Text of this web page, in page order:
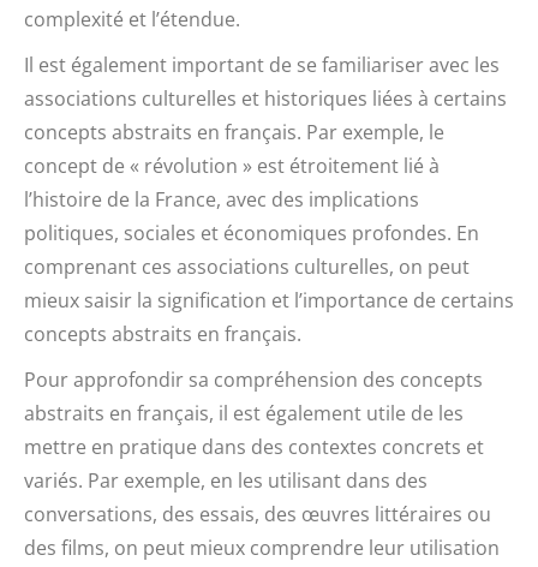
complexité et l’étendue.
Il est également important de se familiariser avec les
associations culturelles et historiques liées à certains
concepts abstraits en français. Par exemple, le
concept de « révolution » est étroitement lié à
l’histoire de la France, avec des implications
politiques, sociales et économiques profondes. En
comprenant ces associations culturelles, on peut
mieux saisir la signification et l’importance de certains
concepts abstraits en français.
Pour approfondir sa compréhension des concepts
abstraits en français, il est également utile de les
mettre en pratique dans des contextes concrets et
variés. Par exemple, en les utilisant dans des
conversations, des essais, des œuvres littéraires ou
des films, on peut mieux comprendre leur utilisation